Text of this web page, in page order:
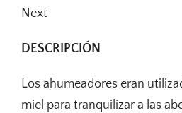
Next
DESCRIPCIÓN
Los ahumeadores eran
miel para tranquilizar a las